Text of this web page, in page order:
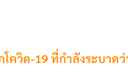
ควิด-19 ที่กำลังระบาด